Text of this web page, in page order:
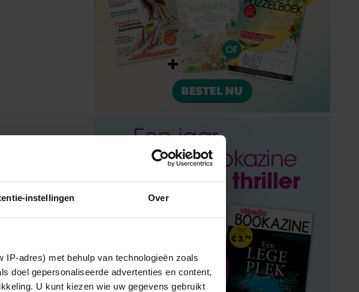
instellingen Over
adres) met behulp van technologieën zoals
doel gepersonaliseerde advertenties en content,
U kunt kiezen wie uw gegevens gebruikt